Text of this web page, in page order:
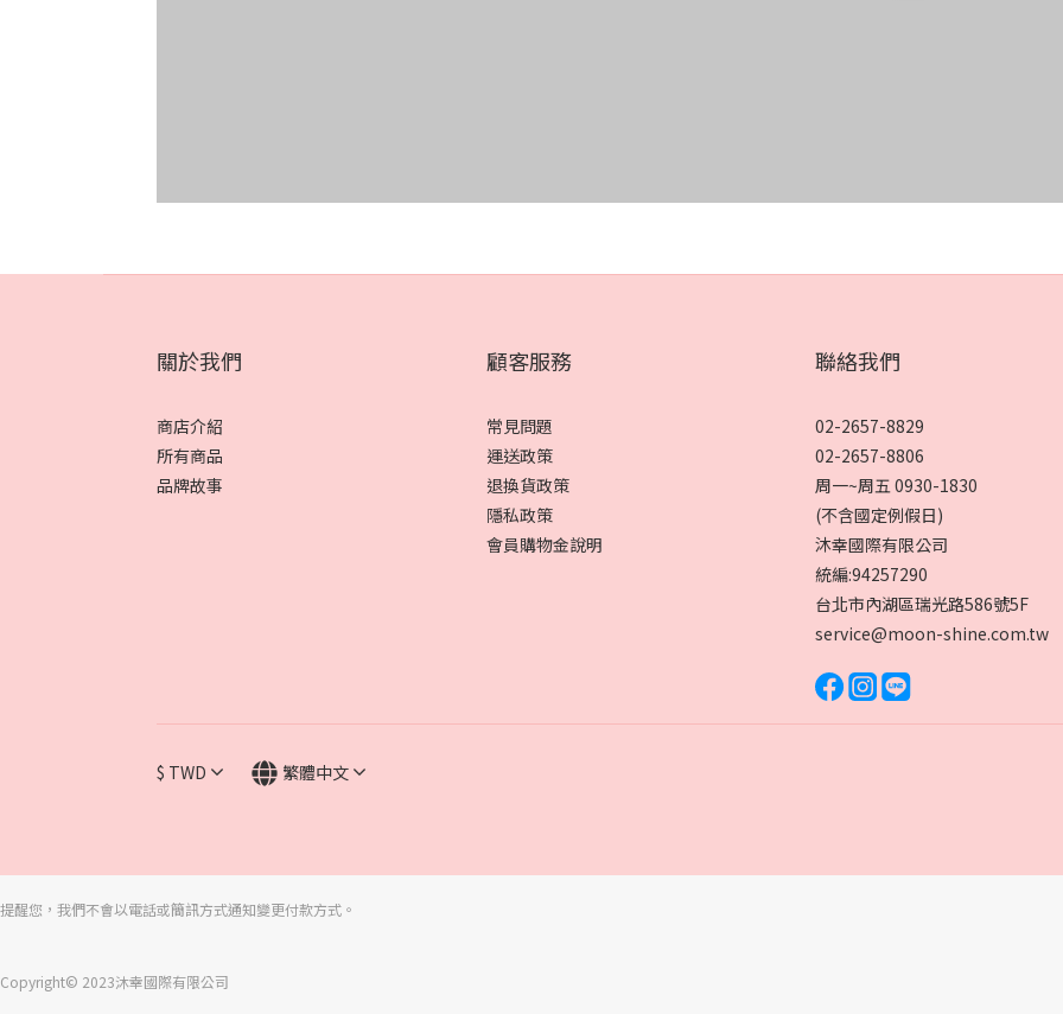
關於我們
商店介紹
所有商品
品牌故事
顧客服務
常見問題
運送政策
退換貨政策
隱私政策
會員購物金說明
聯絡我們
02-2657-8829
02-2657-8806
周一~周五 0930-1830
(不含國定例假日)
沐幸國際有限公司
統編:94257290
台北市內湖區瑞光路586號5F
service@moon-shine.com.tw
$ TWD 繁體中文
提醒您，我們不會以電話或簡訊方式通知變更付款方式。
Copyright© 2023沐幸國際有限公司